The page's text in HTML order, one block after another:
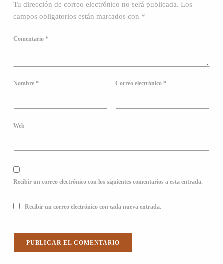
Tu dirección de correo electrónico no será publicada. Los
campos obligatorios están marcados con *
Comentario *
Nombre * Correo electrónico *
Web
Recibir un correo electrónico con los siguientes comentarios a esta entrada.
Recibir un correo electrónico con cada nueva entrada.